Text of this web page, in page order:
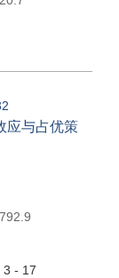
应与占优策
3 - 17